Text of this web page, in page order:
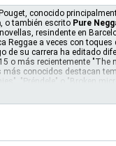
conocido
, o también escrito Pure
resindente en
Reggae a veces con
de su carrera ha editado
o más recientemente "The
más conocidos destacan
"Préndele" o "Broken